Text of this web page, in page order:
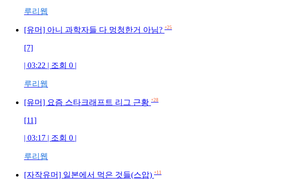
루리웹
[유머] 아니 과학자들 다 멍청한거 아님? +25
[7]
| 03:22 | 조회 0 |
루리웹
[유머] 요즘 스타크래프트 리그 근황 +28
[11]
| 03:17 | 조회 0 |
루리웹
[자작유머] 일본에서 먹은 것들(스압) +11